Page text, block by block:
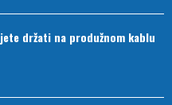
držati na produžnom kablu